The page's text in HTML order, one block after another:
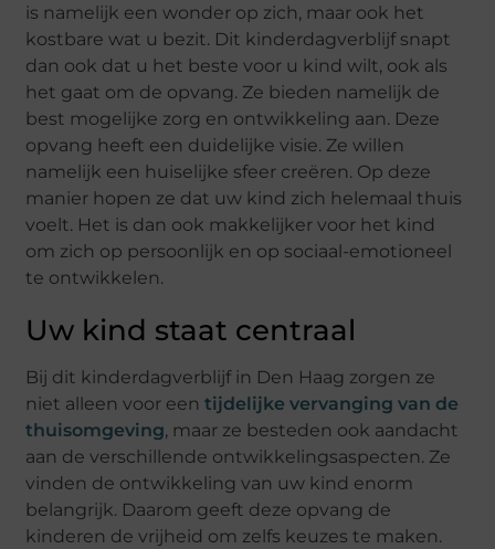
is namelijk een wonder op zich, maar ook het
kostbare wat u bezit. Dit kinderdagverblijf snapt
dan ook dat u het beste voor u kind wilt, ook als
het gaat om de opvang. Ze bieden namelijk de
best mogelijke zorg en ontwikkeling aan. Deze
opvang heeft een duidelijke visie. Ze willen
namelijk een huiselijke sfeer creëren. Op deze
manier hopen ze dat uw kind zich helemaal thuis
voelt. Het is dan ook makkelijker voor het kind
om zich op persoonlijk en op sociaal-emotioneel
te ontwikkelen.
Uw kind staat centraal
Bij dit kinderdagverblijf in Den Haag zorgen ze
niet alleen voor eentijdelijke vervanging van de
thuisomgeving, maar ze besteden ook aandacht
aan de verschillende ontwikkelingsaspecten. Ze
vinden de ontwikkeling van uw kind enorm
belangrijk. Daarom geeft deze opvang de
kinderen de vrijheid om zelfs keuzes te maken.